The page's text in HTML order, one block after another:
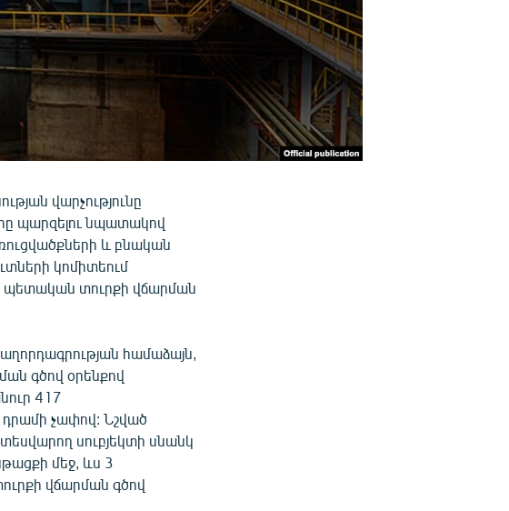
վարչությունը
պարզելու նպատակով
և բնական
կոմիտեում
պետական տուրքի վճարման
համաձայն,
գծով օրենքով
417
դրամի չափով: Նշված
սուբյեկտի սնանկ
մեջ, ևս 3
վճարման գծով